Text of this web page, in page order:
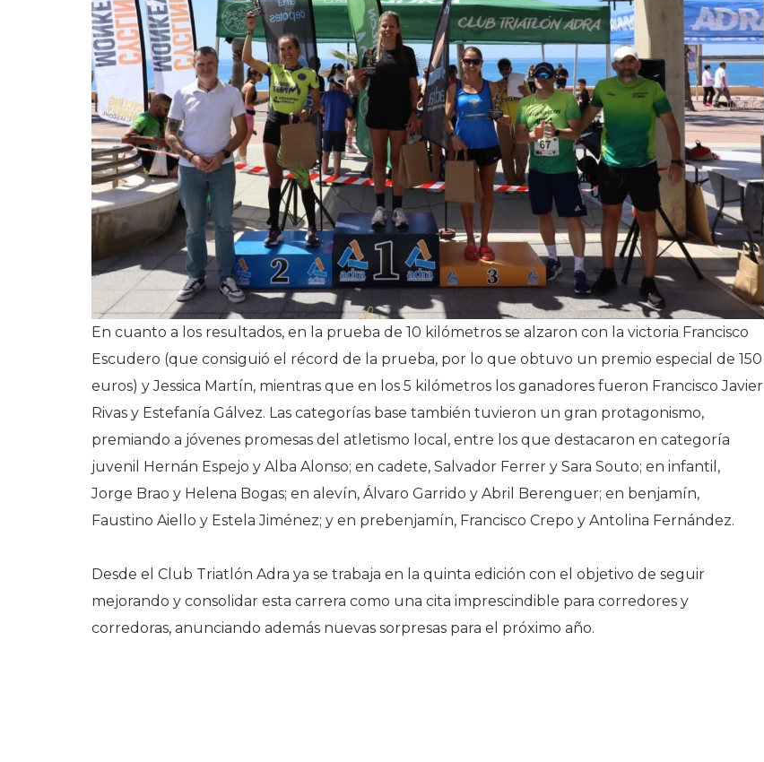
En cuanto a los resultados, en la prueba de 10 kilómetros se alzaron con la victoria Francisco
Escudero (que consiguió el récord de la prueba, por lo que obtuvo un premio especial de 150
euros) y Jessica Martín, mientras que en los 5 kilómetros los ganadores fueron Francisco Javier
Rivas y Estefanía Gálvez. Las categorías base también tuvieron un gran protagonismo,
premiando a jóvenes promesas del atletismo local, entre los que destacaron en categoría
juvenil Hernán Espejo y Alba Alonso; en cadete, Salvador Ferrer y Sara Souto; en infantil,
Jorge Brao y Helena Bogas; en alevín, Álvaro Garrido y Abril Berenguer; en benjamín,
Faustino Aiello y Estela Jiménez; y en prebenjamín, Francisco Crepo y Antolina Fernández.
Desde el Club Triatlón Adra ya se trabaja en la quinta edición con el objetivo de seguir
mejorando y consolidar esta carrera como una cita imprescindible para corredores y
corredoras, anunciando además nuevas sorpresas para el próximo año.